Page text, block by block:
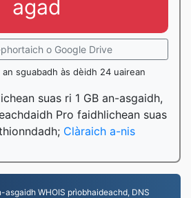
agad
o Google Drive
sguabadh às dèidh 24 uairean
suas ri 1 GB an-asgaidh,
Pro faidhlichean suas
Clàraich a-nis
WHOIS prìobhaideachd, DNS